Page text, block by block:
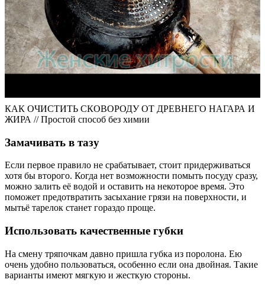
КАК ОЧИСТИТЬ СКОВОРОДУ ОТ ДРЕВНЕГО НАГАРА И
ЖИРА // Простой способ без химии
Замачивать в тазу
Если первое правило не срабатывает, стоит придерживаться
хотя бы второго. Когда нет возможности помыть посуду сразу,
можно залить её водой и оставить на некоторое время. Это
поможет предотвратить засыхание грязи на поверхности, и
мытьё тарелок станет гораздо проще.
Использовать качественные губки
На смену тряпочкам давно пришла губка из поролона. Ею
очень удобно пользоваться, особенно если она двойная. Такие
варианты имеют мягкую и жесткую стороны.